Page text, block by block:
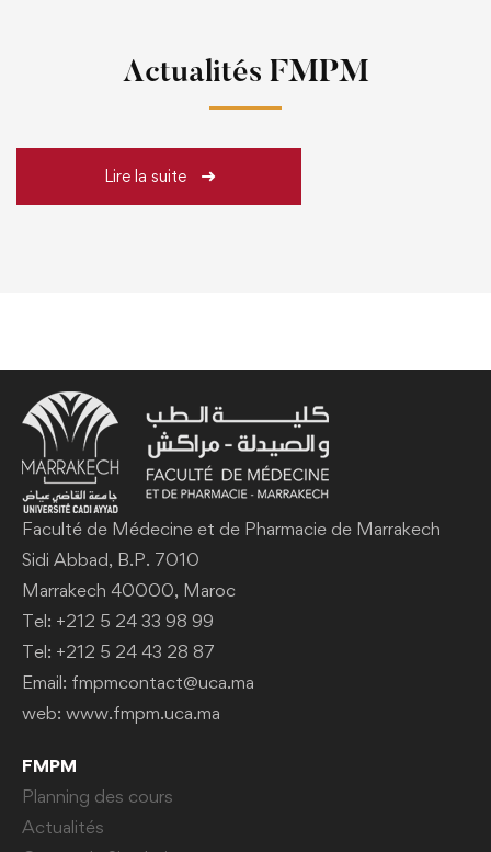
Actualités FMPM
Lire la suite
Faculté de Médecine et de Pharmacie de Marrakech
Sidi Abbad, B.P. 7010
Marrakech 40000, Maroc
Tel: +212 5 24 33 98 99
Tel: +212 5 24 43 28 87
Email: fmpmcontact@uca.ma
web: www.fmpm.uca.ma
FMPM
Planning des cours
Actualités